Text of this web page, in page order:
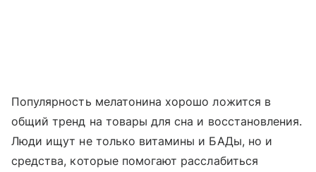
Популярность мелатонина хорошо ложится в
общий тренд на товары для сна и восстановления.
Люди ищут не только витамины и БАДы, но и
средства, которые помогают расслабиться